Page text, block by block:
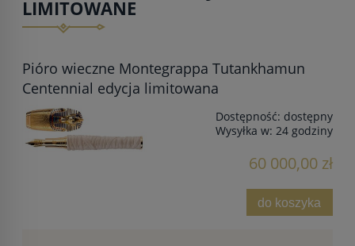
LIMITOWANE
Pióro wieczne Montegrappa Tutankhamun
Centennial edycja limitowana
Dostępność: dostępny
Wysyłka w: 24 godziny
60 000,00 zł
do koszyka